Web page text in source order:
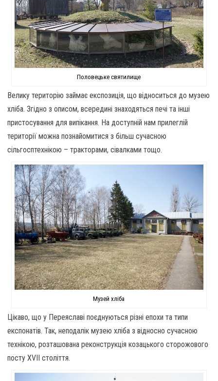
Половецьке святилище
Велику територію займає експозиція, що відноситься до музею
хліба. Згідно з описом, всередині знаходяться печі та інші
пристосування для випікання. На доступній нам прилеглій
території можна познайомитися з більш сучасною
сільгосптехнікою – тракторами, сівалками тощо.
Музей хліба
Цікаво, що у Переяславі поєднуються різні епохи та типи
експонатів. Так, неподалік музею хліба з відносно сучасною
технікою, розташована реконструкція козацького сторожового
посту XVII століття.